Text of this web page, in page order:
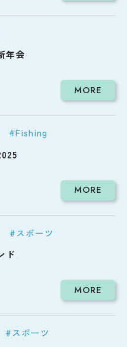
年会
MORE
#Fishing
MORE
#スポーツ
ド
MORE
#スポーツ